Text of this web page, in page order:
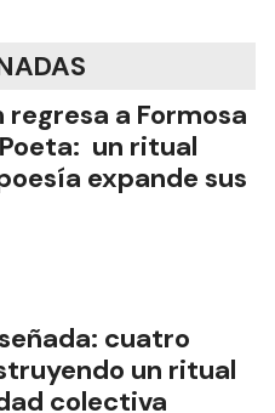
regresa a Formosa
un ritual
expande sus
cuatro
un ritual
colectiva